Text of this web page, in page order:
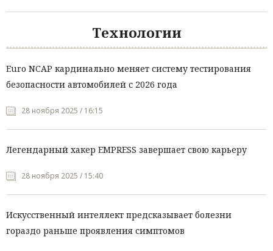
Технологии
Euro NCAP кардинально меняет систему тестирования
безопасности автомобилей с 2026 года
28 ноября 2025 / 16:15
Легендарный хакер EMPRESS завершает свою карьеру
28 ноября 2025 / 15:40
Искусственный интеллект предсказывает болезни
гораздо раньше проявления симптомов